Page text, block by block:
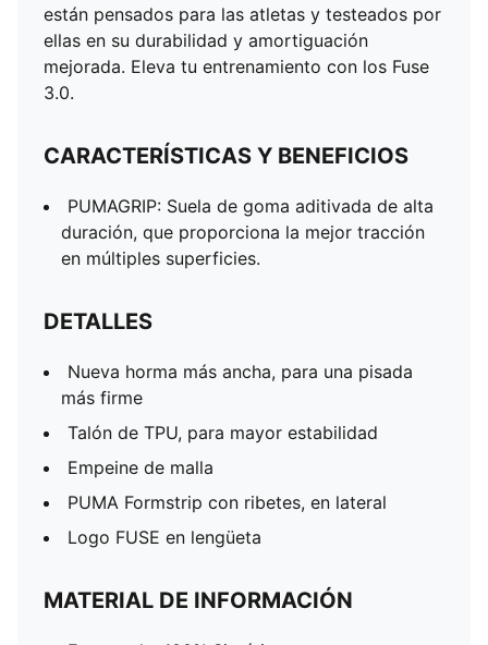
están pensados para las atletas y testeados por
ellas en su durabilidad y amortiguación
mejorada. Eleva tu entrenamiento con los Fuse
3.0.
CARACTERÍSTICAS Y BENEFICIOS
PUMAGRIP: Suela de goma aditivada de alta
duración, que proporciona la mejor tracción
en múltiples superficies.
DETALLES
Nueva horma más ancha, para una pisada
más firme
Talón de TPU, para mayor estabilidad
Empeine de malla
PUMA Formstrip con ribetes, en lateral
Logo FUSE en lengüeta
MATERIAL DE INFORMACIÓN